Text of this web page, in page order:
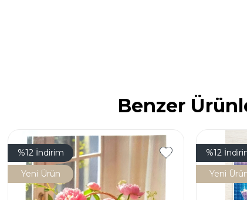
Benzer
%12 İndirim
Yeni Ürün
%12
Yeni